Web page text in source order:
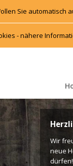
Sie automatisch
- nähere
Wir
neue